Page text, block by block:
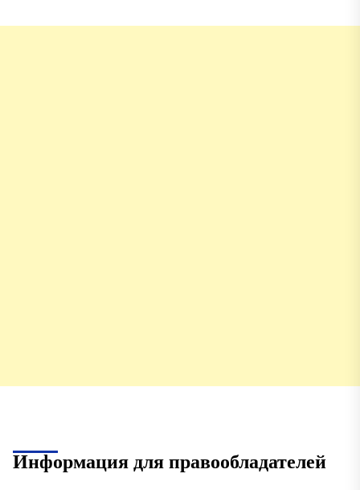
Информация для правообладателей